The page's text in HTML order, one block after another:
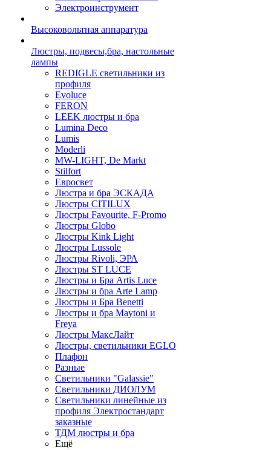
Электроинструмент
Высоковольтная аппаратура
Люстры, подвесы,бра, настольные
лампы
REDIGLE светильники из
профиля
Evoluce
FERON
LEEK люстры и бра
Lumina Deco
Lumis
Moderli
MW-LIGHT, De Markt
Stilfort
Евросвет
Люстра и бра ЭСКАДА
Люстры CITILUX
Люстры Favourite, F-Promo
Люстры Globo
Люстры Kink Light
Люстры Lussole
Люстры Rivoli, ЭРА
Люстры ST LUCE
Люстры и Бра Artis Luce
Люстры и бра Arte Lamp
Люстры и Бра Benetti
Люстры и бра Maytoni и
Freya
Люстры МаксЛайт
Люстры, светильники EGLO
Плафон
Разные
Светильники "Galassie"
Светильники ДИОЛУМ
Светильники линейные из
профиля Электростандарт
заказные
ТДМ люстры и бра
Ещё